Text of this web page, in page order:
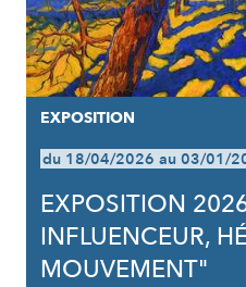
EXPOSITION
du 18/04/2026 au 03/01/
EXPOSITION
INFLUENCEUR,
MOUVEMENT"